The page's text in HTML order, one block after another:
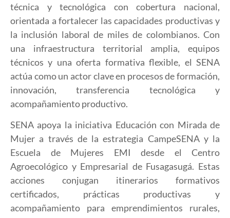
técnica y tecnológica con cobertura nacional,
orientada a fortalecer las capacidades productivas y
la inclusión laboral de miles de colombianos. Con
una infraestructura territorial amplia, equipos
técnicos y una oferta formativa flexible, el SENA
actúa como un actor clave en procesos de formación,
innovación, transferencia tecnológica y
acompañamiento productivo.
SENA apoya la iniciativa Educación con Mirada de
Mujer a través de la estrategia CampeSENA y la
Escuela de Mujeres EMI desde el Centro
Agroecológico y Empresarial de Fusagasugá. Estas
acciones conjugan itinerarios formativos
certificados, prácticas productivas y
acompañamiento para emprendimientos rurales,